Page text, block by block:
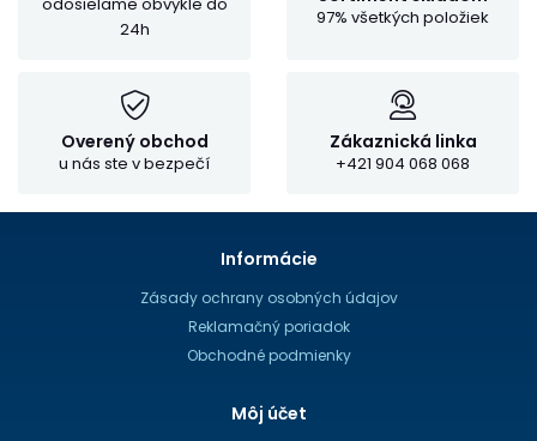
24h
97% všetkých položiek
Overený obchod
u nás ste v bezpečí
Zákaznická linka
+421 904 068 068
Informácie
Zásady ochrany osobných údajov
Reklamačný poriadok
Obchodné podmienky
Môj účet